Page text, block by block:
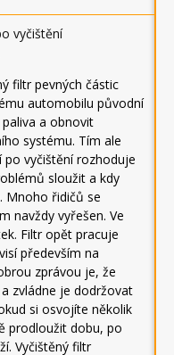
vyčištění
filtr pevných částic
automobilu původní
a obnovit
systému. Tím ale
po vyčištění rozhoduje
sloužit a kdy
Mnoho řidičů se
navždy vyřešen. Ve
Filtr opět pracuje
především na
zprávou je, že
zvládne je dodržovat
si osvojíte několik
prodloužit dobu, po
Vyčištěný filtr